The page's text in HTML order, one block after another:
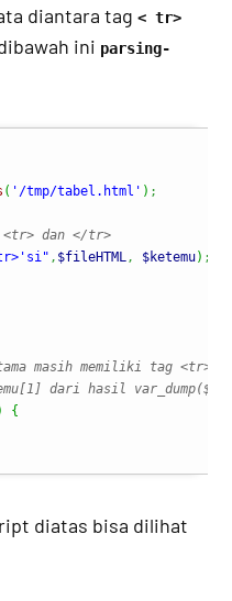
diantara tag< tr>
ini parsing-
( '/tmp/tabel.html' ) ;
<tr> dan </tr>
, $fileHTML, $ketemu) ;
masih memiliki tag <tr>
dari hasil
{
diatas bisa dilihat